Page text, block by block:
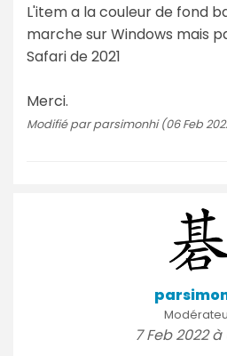
L'item a la couleur de fond
marche sur Windows mais
Safari de 2021
Merci.
Modifié par parsimonhi (06 Feb
7 Feb 2022 à